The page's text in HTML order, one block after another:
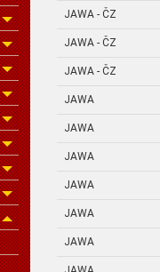
JAWA - ČZ
JAWA - ČZ
JAWA - ČZ
JAWA
JAWA
JAWA
JAWA
JAWA
JAWA